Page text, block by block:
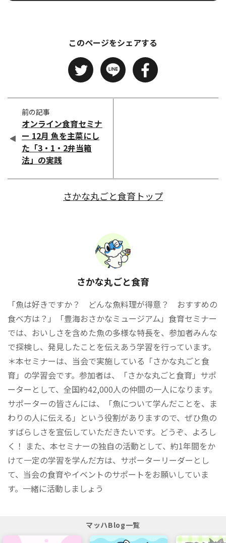
このページをシェアする
前の記事
オンライン食育セミナ
ー 12月 魚を主菜にし
た「3・1・2弁当箱
法」の実践
さかな丸ごと食育トップ
さかな丸ごと食育
「魚は好きですか？ どんな魚料理が得意？ おすすめの
食べ方は？」「豊海おさかなミュージアム」食育セミナー
では、おいしさを含めた魚の多様な特長を、参加者みんな
で探検し、発見したことを伝えあう学習を行っています。
＊本セミナーは、当会で実施している「さかな丸ごと食
育」の学習会です。参加者は、「さかな丸ごと食育」サポ
ーターとして、全国約42,000人の仲間の一人になります。
サポーターの皆さんには、「魚について学んだことを、ま
わりの人に伝える」という役割がありますので、ぜひ魚の
すばらしさを宣伝していただきたいです。どうぞ、よろし
く！ また、本セミナーの独自の活動として、約1年間をか
けて一定の学習を学んだ方は、サポーターリーダーとし
て、当会の食育やイベントのサポートをお願いしていま
す。一緒に活動しましょう
マッハBlog一覧